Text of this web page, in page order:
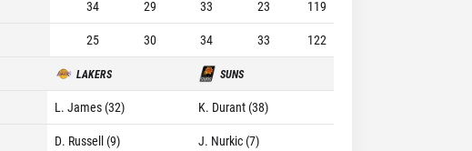
34 29 33 23
119
25 30 34 33 122
LAKERS SUNS
L. James (32)
K. Durant (38)
D. Russell (9)
J. Nurkic (7)